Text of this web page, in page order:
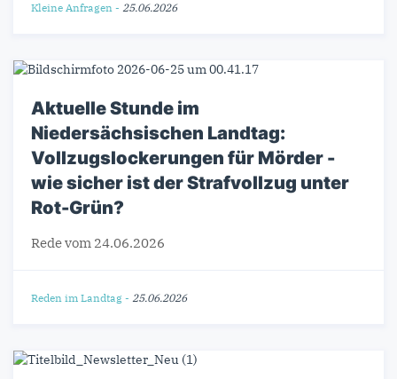
Kleine Anfragen - 25.06.2026
Aktuelle Stunde im
Niedersächsischen Landtag:
Vollzugslockerungen für Mörder -
wie sicher ist der Strafvollzug unter
Rot-Grün?
Rede vom 24.06.2026
Reden im Landtag - 25.06.2026